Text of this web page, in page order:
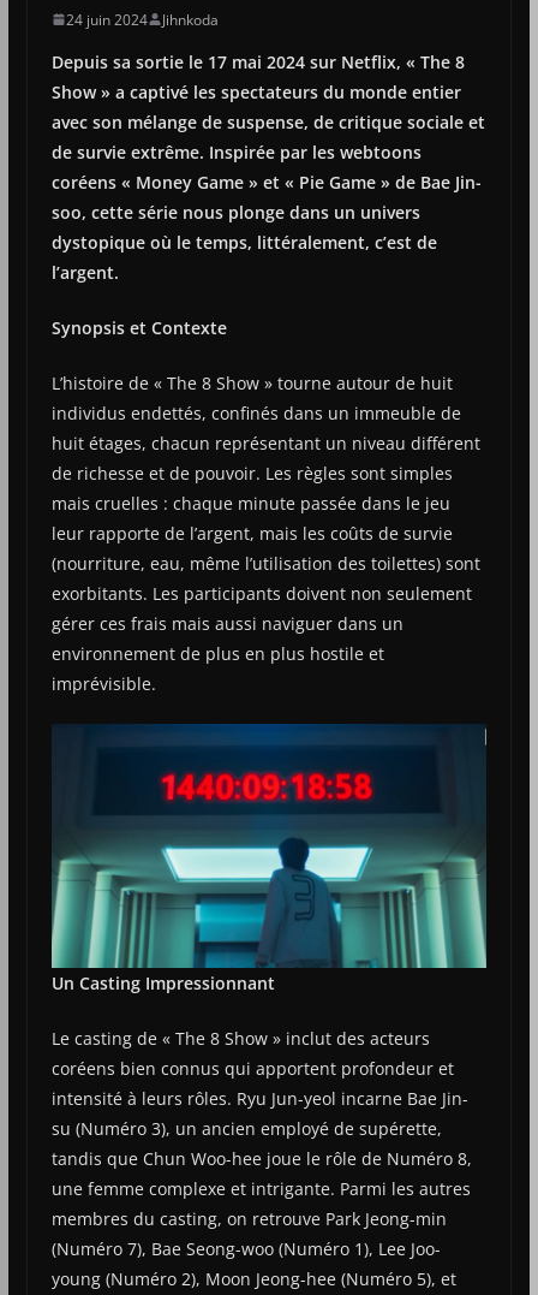
24 juin 2024 Jihnkoda
Depuis sa sortie le 17 mai 2024 sur Netflix, « The 8
Show » a captivé les spectateurs du monde entier
avec son mélange de suspense, de critique sociale et
de survie extrême. Inspirée par les webtoons
coréens « Money Game » et « Pie Game » de Bae Jin-
soo, cette série nous plonge dans un univers
dystopique où le temps, littéralement, c’est de
l’argent.
Synopsis et Contexte
L’histoire de « The 8 Show » tourne autour de huit
individus endettés, confinés dans un immeuble de
huit étages, chacun représentant un niveau différent
de richesse et de pouvoir. Les règles sont simples
mais cruelles : chaque minute passée dans le jeu
leur rapporte de l’argent, mais les coûts de survie
(nourriture, eau, même l’utilisation des toilettes) sont
exorbitants. Les participants doivent non seulement
gérer ces frais mais aussi naviguer dans un
environnement de plus en plus hostile et
imprévisible​.
Un Casting Impressionnant
Le casting de « The 8 Show » inclut des acteurs
coréens bien connus qui apportent profondeur et
intensité à leurs rôles. Ryu Jun-yeol incarne Bae Jin-
su (Numéro 3), un ancien employé de supérette,
tandis que Chun Woo-hee joue le rôle de Numéro 8,
une femme complexe et intrigante. Parmi les autres
membres du casting, on retrouve Park Jeong-min
(Numéro 7), Bae Seong-woo (Numéro 1), Lee Joo-
young (Numéro 2), Moon Jeong-hee (Numéro 5), et